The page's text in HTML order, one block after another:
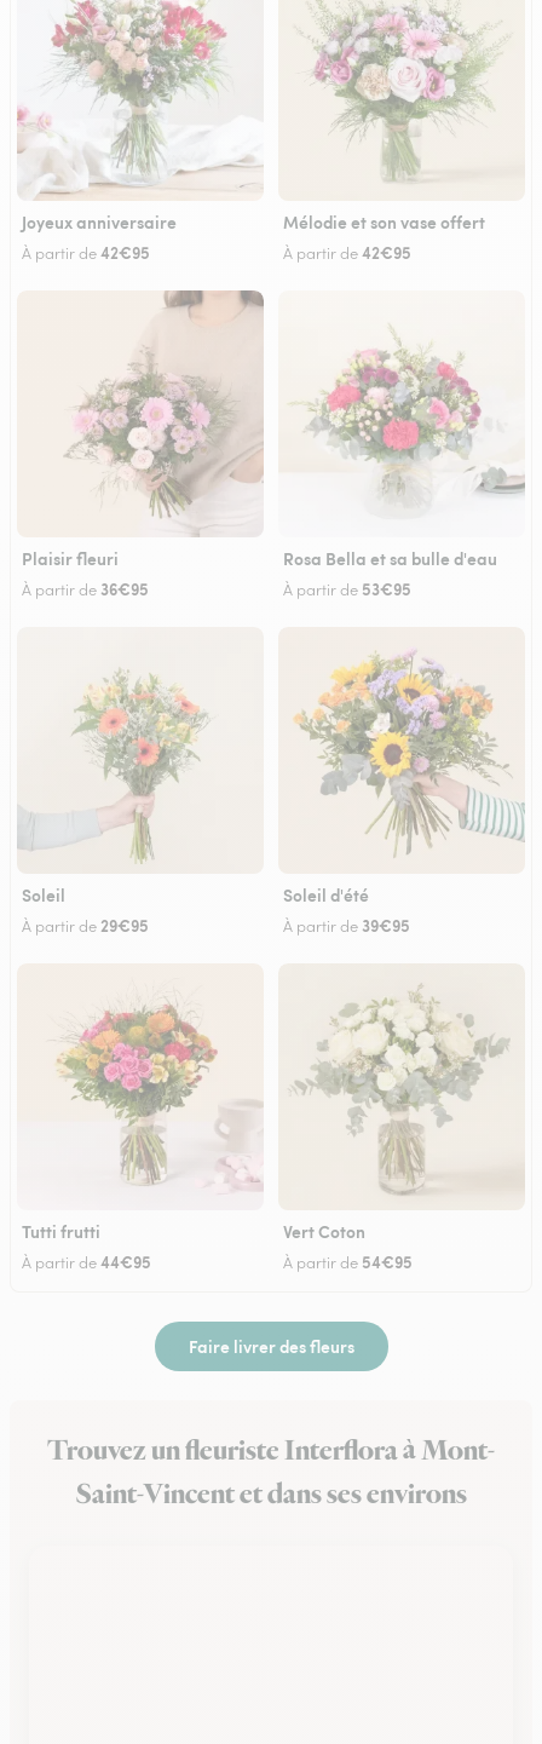
Joyeux anniversaire
À partir de42€95
Mélodie et son vase offert
À partir de42€95
Plaisir fleuri
À partir de 36€95
Rosa Bella et sa bulle d'eau
À partir de 53€95
Soleil
À partir de 29€95
Soleil d'été
À partir de 39€95
Tutti frutti
À partir de44€95
Vert Coton
À partir de 54€95
Faire livrer des fleurs
Trouvez un fleuriste Interflora à Mont-
Saint-Vincent et dans ses environs